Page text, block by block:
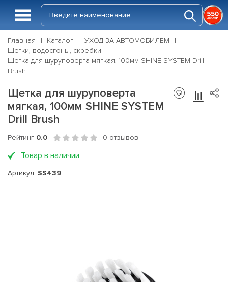
Главная Каталог
УХОД ЗА АВТОМОБИЛЕМ
Щетки, водосгоны, скребки
Щетка для шуруповерта мягкая, 100мм SHINE SYSTEM Drill
Brush
Щетка для шуруповерта
мягкая, 100мм SHINE SYSTEM
Drill Brush
Рейтинг 0.0 0 отзывов
Товар в наличии
Артикул: SS439